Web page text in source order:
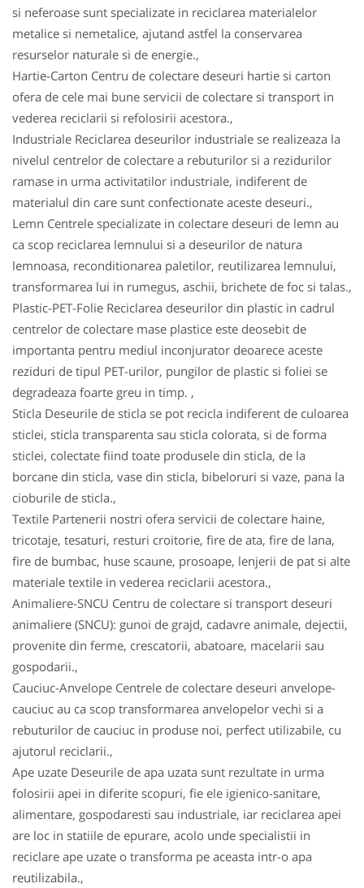
si neferoase sunt specializate in reciclarea materialelor
metalice si nemetalice, ajutand astfel la conservarea
resurselor naturale si de energie.,
Hartie-Carton Centru de colectare deseuri hartie si carton
ofera de cele mai bune servicii de colectare si transport in
vederea reciclarii si refolosirii acestora.,
Industriale Reciclarea deseurilor industriale se realizeaza la
nivelul centrelor de colectare a rebuturilor si a rezidurilor
ramase in urma activitatilor industriale, indiferent de
materialul din care sunt confectionate aceste deseuri.,
Lemn Centrele specializate in colectare deseuri de lemn au
ca scop reciclarea lemnului si a deseurilor de natura
lemnoasa, reconditionarea paletilor, reutilizarea lemnului,
transformarea lui in rumegus, aschii, brichete de foc si talas.,
Plastic-PET-Folie Reciclarea deseurilor din plastic in cadrul
centrelor de colectare mase plastice este deosebit de
importanta pentru mediul inconjurator deoarece aceste
reziduri de tipul PET-urilor, pungilor de plastic si foliei se
degradeaza foarte greu in timp. ,
Sticla Deseurile de sticla se pot recicla indiferent de culoarea
sticlei, sticla transparenta sau sticla colorata, si de forma
sticlei, colectate fiind toate produsele din sticla, de la
borcane din sticla, vase din sticla, bibeloruri si vaze, pana la
cioburile de sticla.,
Textile Partenerii nostri ofera servicii de colectare haine,
tricotaje, tesaturi, resturi croitorie, fire de ata, fire de lana,
fire de bumbac, huse scaune, prosoape, lenjerii de pat si alte
materiale textile in vederea reciclarii acestora.,
Animaliere-SNCU Centru de colectare si transport deseuri
animaliere (SNCU): gunoi de grajd, cadavre animale, dejectii,
provenite din ferme, crescatorii, abatoare, macelarii sau
gospodarii.,
Cauciuc-Anvelope Centrele de colectare deseuri anvelope-
cauciuc au ca scop transformarea anvelopelor vechi si a
rebuturilor de cauciuc in produse noi, perfect utilizabile, cu
ajutorul reciclarii.,
Ape uzate Deseurile de apa uzata sunt rezultate in urma
folosirii apei in diferite scopuri, fie ele igienico-sanitare,
alimentare, gospodaresti sau industriale, iar reciclarea apei
are loc in statiile de epurare, acolo unde specialistii in
reciclare ape uzate o transforma pe aceasta intr-o apa
reutilizabila.,